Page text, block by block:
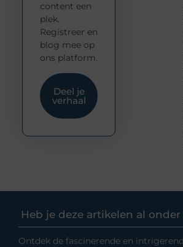
content een
plek.
Registreer en
blog mee op
ons platform.
Deel je
verhaal
Heb je deze artikelen al
Ontdek de fascinerende en